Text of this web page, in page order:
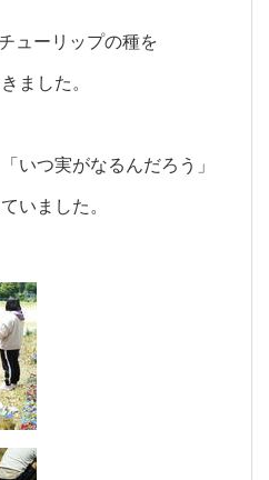
ューリップの種を
ました。
いつ実がなるんだろう」
いました。